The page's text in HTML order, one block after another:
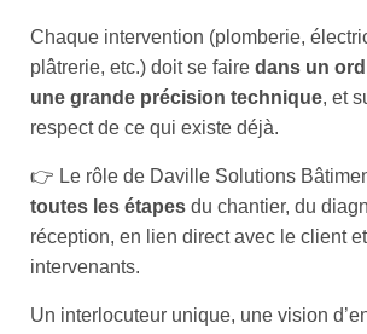
Chaque intervention (plomberie,
plâtrerie, etc.) doit se faire dans un
une grande précision technique, et
respect de ce qui existe déjà.
👉 Le rôle de Daville Solutions
toutes les étapes du chantier, du
réception, en lien direct avec le client
intervenants.
Un interlocuteur unique, une vision